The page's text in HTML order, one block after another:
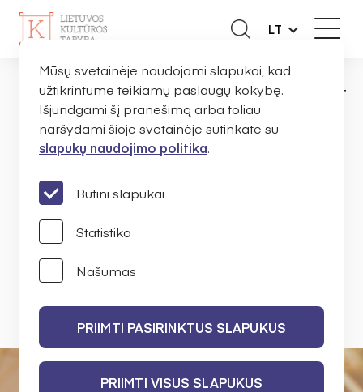
LT
PAGRINDINISNAUJIENOS PRANEŠIMAI PER 8
Per 8 metus finansavimas
etninei kultūrai išaugo 68
LIETUVOS KULTŪROS TARYBA
Mūsų svetainėje naudojami slapukai, kad
užtikrintume teikiamų paslaugų kokybę.
Išjundgami šį pranešimą arba toliau
naršydami šioje svetainėje sutinkate su
slapukų naudojimo politika.
Būtini slapukai
Statistika
Našumas
PRIIMTI PASIRINKTUS SLAPUKUS
PRIIMTI VISUS SLAPUKUS